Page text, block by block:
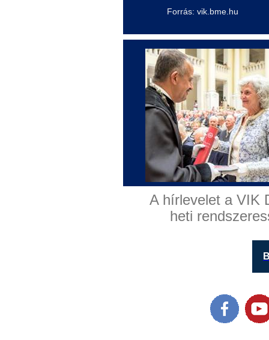
Forrás: vik.bme.hu
A hírlevelet a VIK
heti